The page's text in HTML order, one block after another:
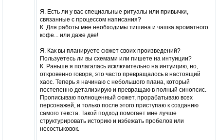
Я. Есть ли у вас специальные ритуалы или привычки,
связанные с процессом написания?
К. Для работы мне необходимы тишина и чашка ароматного
кофе... или даже две!
Я. Как вы планируете сюжет своих произведений?
Пользуетесь ли вы схемами или пишете на интуиции?
К. Раньше я полагалась исключительно на интуицию, но,
откровенно говоря, это часто превращалось в настоящий
хаос. Теперь я начинаю с небольшого плана, который
постепенно детализирую и превращаю в полный синопсис.
Прописываю полноценный сюжет, прорабатываю всех
персонажей, и только после этого приступаю к созданию
самого текста. Такой подход помогает мне лучше
структурировать историю и избежать пробелов или
несостыковок.